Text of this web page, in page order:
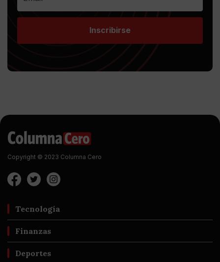
Inscribirse
Copyright © 2023 Columna Cero
Tecnología
Finanzas
Deportes